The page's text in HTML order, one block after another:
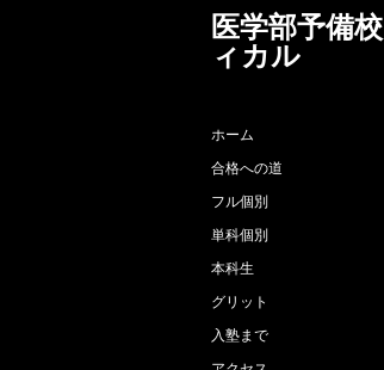
医学部予備
ィカル
ホーム
合格への道
フル個別
単科個別
本科生
グリット
入塾まで